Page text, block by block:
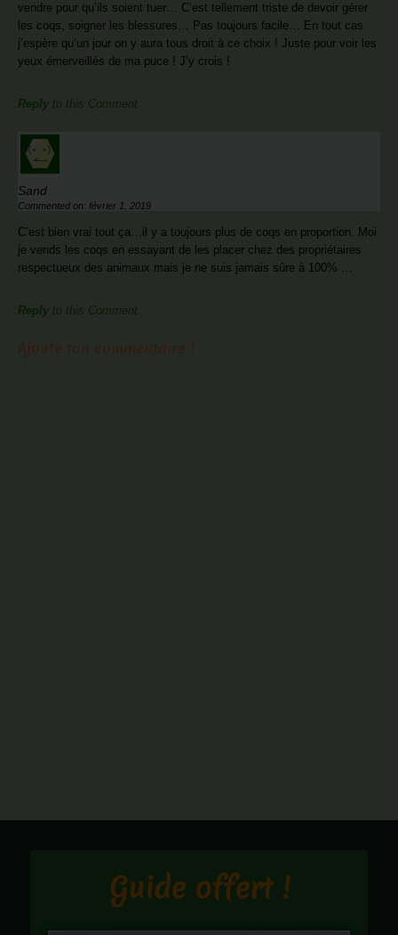
vendre pour qu’ils soient tuer… C’est tellement triste de devoir gérer
les coqs, soigner les blessures… Pas toujours facile… En tout cas
j’espère qu’un jour on y aura tous droit à ce choix ! Juste pour voir les
yeux émerveillés de ma puce ! J’y crois !
Reply to this Comment
Sand
Commented on: février 1, 2019
C’est bien vrai tout ça…il y a toujours plus de coqs en proportion. Moi
je vends les coqs en essayant de les placer chez des propriétaires
respectueux des animaux mais je ne suis jamais sûre à 100% …
Reply to this Comment
Guide offert !